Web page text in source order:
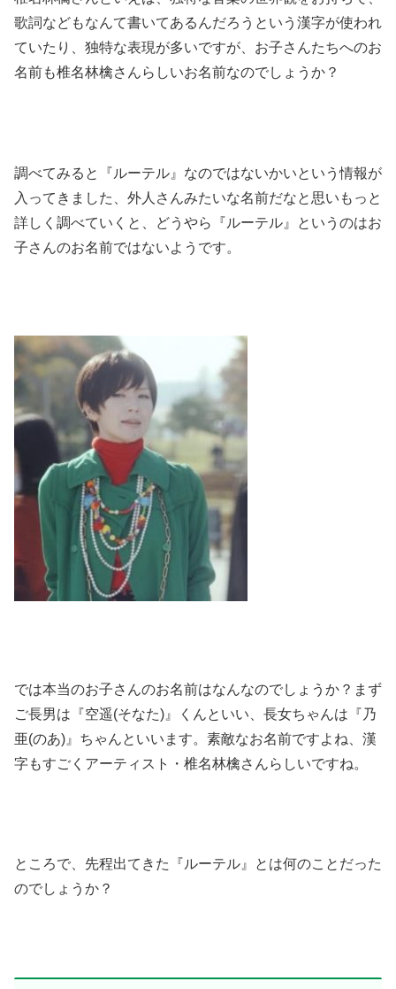
歌詞などもなんて書いてあるんだろうという漢字が使われ
ていたり、独特な表現が多いですが、お子さんたちへのお
名前も椎名林檎さんらしいお名前なのでしょうか？
調べてみると『ルーテル』なのではないかいという情報が
入ってきました、外人さんみたいな名前だなと思いもっと
詳しく調べていくと、どうやら『ルーテル』というのはお
子さんのお名前ではないようです。
では本当のお子さんのお名前はなんなのでしょうか？まず
ご長男は『空遥(そなた)』くんといい、長女ちゃんは『乃
亜(のあ)』ちゃんといいます。素敵なお名前ですよね、漢
字もすごくアーティスト・椎名林檎さんらしいですね。
ところで、先程出てきた『ルーテル』とは何のことだった
のでしょうか？